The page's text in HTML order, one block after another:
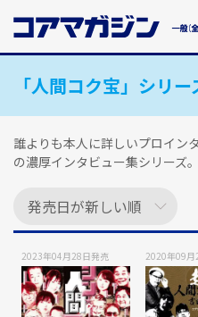
ン
「人間コク宝」シリー
誰よりも本人に詳しいプロイン
の濃厚インタビュー集シリーズ。
2023年04月28日発売 2020年09月